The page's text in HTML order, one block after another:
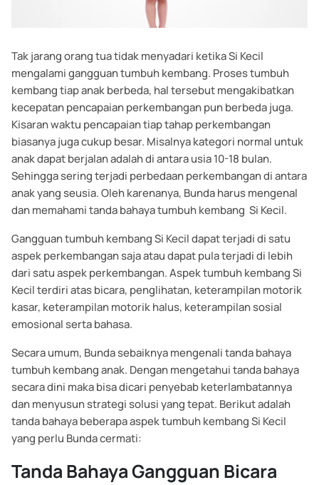
Tak jarang orang tua tidak menyadari ketika Si Kecil
mengalami gangguan tumbuh kembang. Proses tumbuh
kembang tiap anak berbeda, hal tersebut mengakibatkan
kecepatan pencapaian perkembangan pun berbeda juga.
Kisaran waktu pencapaian tiap tahap perkembangan
biasanya juga cukup besar. Misalnya kategori normal untuk
anak dapat berjalan adalah di antara usia 10-18 bulan.
Sehingga sering terjadi perbedaan perkembangan di antara
anak yang seusia. Oleh karenanya, Bunda harus mengenal
dan memahami tanda bahaya tumbuh kembang Si Kecil.
Gangguan tumbuh kembang Si Kecil dapat terjadi di satu
aspek perkembangan saja atau dapat pula terjadi di lebih
dari satu aspek perkembangan. Aspek tumbuh kembang Si
Kecil terdiri atas bicara, penglihatan, keterampilan motorik
kasar, keterampilan motorik halus, keterampilan sosial
emosional serta bahasa.
Secara umum, Bunda sebaiknya mengenali tanda bahaya
tumbuh kembang anak. Dengan mengetahui tanda bahaya
secara dini maka bisa dicari penyebab keterlambatannya
dan menyusun strategi solusi yang tepat. Berikut adalah
tanda bahaya beberapa aspek tumbuh kembang Si Kecil
yang perlu Bunda cermati:
Tanda Bahaya Gangguan Bicara